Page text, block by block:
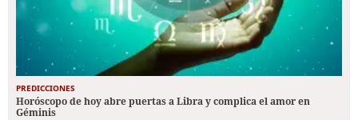
PREDICCIONES
Horóscopo de hoy abre puertas a Libra y complica el amor en
Géminis